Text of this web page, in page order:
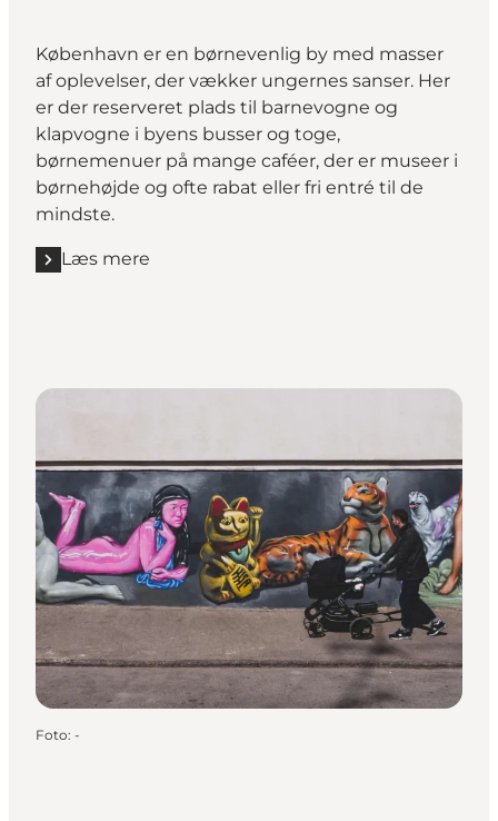
København er en børnevenlig by med masser
af oplevelser, der vækker ungernes sanser. Her
er der reserveret plads til barnevogne og
klapvogne i byens busser og toge,
børnemenuer på mange caféer, der er museer i
børnehøjde og ofte rabat eller fri entré til de
mindste.
Læs mere
Foto: -